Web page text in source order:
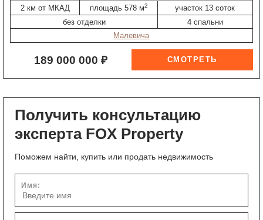
2 км от МКАД
площадь 578 м2
участок 13 соток
без отделки
4 спальни
Малевича
189 000 000 ₽
Получить консультацию
эксперта FOX Property
Поможем найти, купить или продать недвижимость
Имя: